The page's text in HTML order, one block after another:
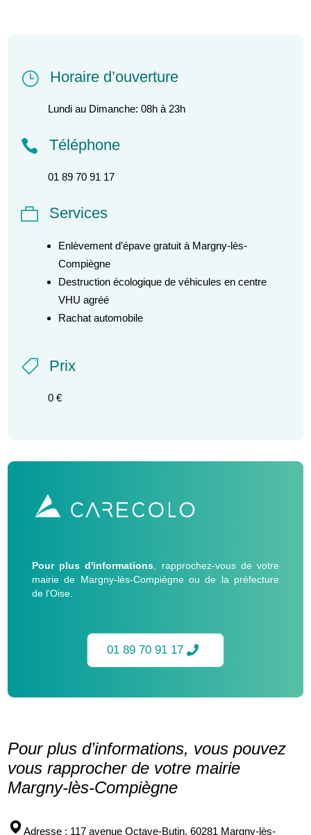
} Horaire d’ouverture
Lundi au Dimanche: 08h à 23h
 Téléphone
01 89 70 91 17
 Services
Enlèvement d’épave gratuit à Margny-lès-
Compiègne
Destruction écologique de véhicules en centre
VHU agréé
Rachat automobile
 Prix
0 €
Pour plus d'informations, rapprochez-vous de votre
mairie de Margny-lès-Compiègne ou de la préfecture
de l'Oise.
01 89 70 91 17
Pour plus d’informations, vous pouvez
vous rapprocher de votre mairie
Margny-lès-Compiègne
Adresse : 117 avenue Octave-Butin, 60281 Margny-lès-